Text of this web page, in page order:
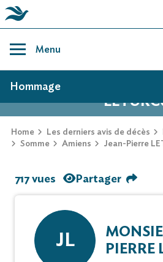
content
Menu
AVIS DE DÉCÈS DE
Home Les derniers avis de décès
Somme
Amiens Jean-Pierre
Hommage
717 vues Partager
JL
PIERRE